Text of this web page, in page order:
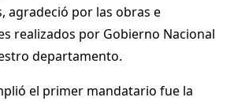
agradeció por las obras e
realizados por Gobierno Nacional
departamento.
el primer mandatario fue la